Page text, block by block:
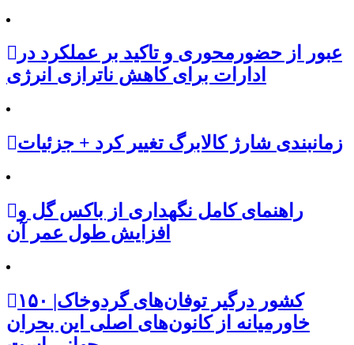
عبور از حضورمحوری و تاکید بر عملکرد در
ادارات برای کاهش ناترازی انرژی
زمانبندی شارژ کالابرگ تغییر کرد + جزئیات
راهنمای کامل نگهداری از باکس گل و
افزایش طول عمر آن
۱۵۰ کشور درگیر توفان‌های گردوخاک|
خاورمیانه از کانون‌های اصلی این بحران